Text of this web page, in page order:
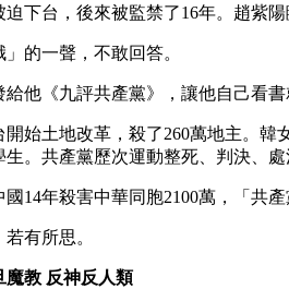
下台，後來被監禁了16年。趙紫
的一聲，不敢回答。
他《九評共產黨》，讓他自己看書
開始土地改革，殺了260萬地主。
生。共產黨歷次運動整死、判決、處
14年殺害中華同胞2100萬，「共
有所思。
魔教 反神反人類